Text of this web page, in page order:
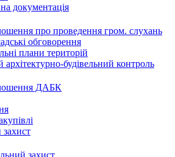
документація
про проведення гром. слухань
обговорення
плани територій
будівельний контроль
ДАБК
захист